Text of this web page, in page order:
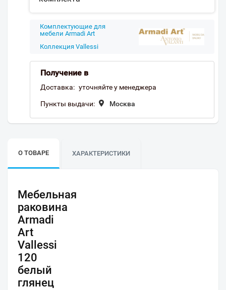
Комплектующие для
мебели Armadi Art
Коллекция Vallessi
Получение в
Доставка: уточняйте у менеджера
Пункты выдачи: Москва
О ТОВАРЕ ХАРАКТЕРИСТИКИ
Мебельная
раковина
Armadi
Art
Vallessi
120
белый
глянец